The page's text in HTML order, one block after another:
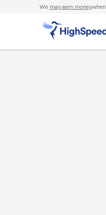
We may earn money